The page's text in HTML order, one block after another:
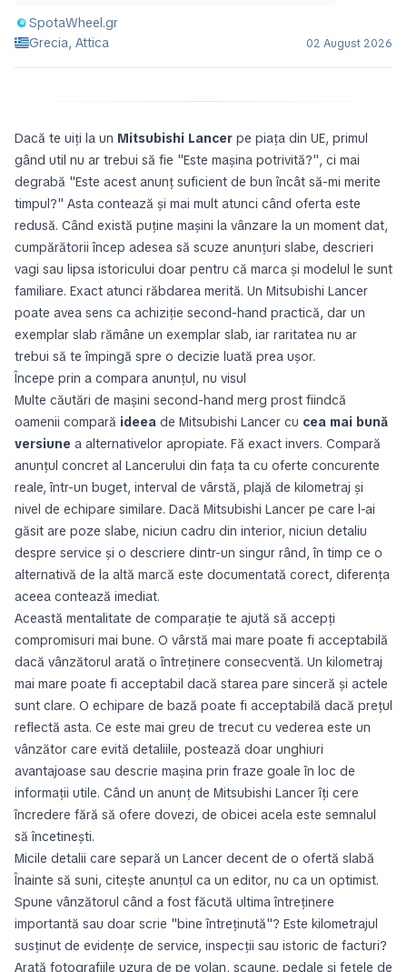
SpotaWheel.gr
Grecia, Attica
02 August 2026
Dacă te uiți la un Mitsubishi Lancer pe piața din UE, primul
gând util nu ar trebui să fie "Este mașina potrivită?", ci mai
degrabă "Este acest anunț suficient de bun încât să-mi merite
timpul?" Asta contează și mai mult atunci când oferta este
redusă. Când există puține mașini la vânzare la un moment dat,
cumpărătorii încep adesea să scuze anunțuri slabe, descrieri
vagi sau lipsa istoricului doar pentru că marca și modelul le sunt
familiare. Exact atunci răbdarea merită. Un Mitsubishi Lancer
poate avea sens ca achiziție second-hand practică, dar un
exemplar slab rămâne un exemplar slab, iar raritatea nu ar
trebui să te împingă spre o decizie luată prea ușor.
Începe prin a compara anunțul, nu visul
Multe căutări de mașini second-hand merg prost fiindcă
oamenii compară ideea de Mitsubishi Lancer cu cea mai bună
versiune a alternativelor apropiate. Fă exact invers. Compară
anunțul concret al Lancerului din fața ta cu oferte concurente
reale, într-un buget, interval de vârstă, plajă de kilometraj și
nivel de echipare similare. Dacă Mitsubishi Lancer pe care l-ai
găsit are poze slabe, niciun cadru din interior, niciun detaliu
despre service și o descriere dintr-un singur rând, în timp ce o
alternativă de la altă marcă este documentată corect, diferența
aceea contează imediat.
Această mentalitate de comparație te ajută să accepți
compromisuri mai bune. O vârstă mai mare poate fi acceptabilă
dacă vânzătorul arată o întreținere consecventă. Un kilometraj
mai mare poate fi acceptabil dacă starea pare sinceră și actele
sunt clare. O echipare de bază poate fi acceptabilă dacă prețul
reflectă asta. Ce este mai greu de trecut cu vederea este un
vânzător care evită detaliile, postează doar unghiuri
avantajoase sau descrie mașina prin fraze goale în loc de
informații utile. Când un anunț de Mitsubishi Lancer îți cere
încredere fără să ofere dovezi, de obicei acela este semnalul
să încetinești.
Micile detalii care separă un Lancer decent de o ofertă slabă
Înainte să suni, citește anunțul ca un editor, nu ca un optimist.
Spune vânzătorul când a fost făcută ultima întreținere
importantă sau doar scrie "bine întreținută"? Este kilometrajul
susținut de evidențe de service, inspecții sau istoric de facturi?
Arată fotografiile uzura de pe volan, scaune, pedale și fețele de